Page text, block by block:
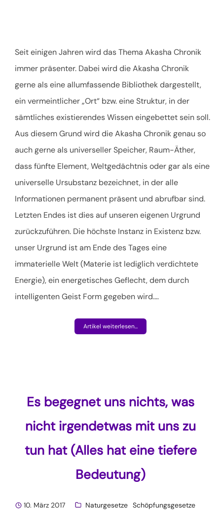
Seit einigen Jahren wird das Thema Akasha Chronik
immer präsenter. Dabei wird die Akasha Chronik
gerne als eine allumfassende Bibliothek dargestellt,
ein vermeintlicher „Ort“ bzw. eine Struktur, in der
sämtliches existierendes Wissen eingebettet sein soll.
Aus diesem Grund wird die Akasha Chronik genau so
auch gerne als universeller Speicher, Raum-Äther,
dass fünfte Element,Weltgedächtnisoder gar als eine
universelle Ursubstanz bezeichnet, in der alle
Informationen permanent präsent und abrufbar sind.
Letzten Endes ist dies auf unseren eigenen Urgrund
zurückzuführen. Die höchste Instanz in Existenz bzw.
unser Urgrund ist am Ende des Tages eine
immaterielle Welt (Materie ist lediglich verdichtete
Energie), ein energetisches Geflecht, dem durch
intelligenten Geist Form gegeben wird.…
Artikel weiterlesen...
Es begegnet uns nichts, was
nicht irgendetwas mit uns zu
tun hat (Alles hat eine tiefere
Bedeutung)
10. März 2017 Naturgesetze Schöpfungsgesetze